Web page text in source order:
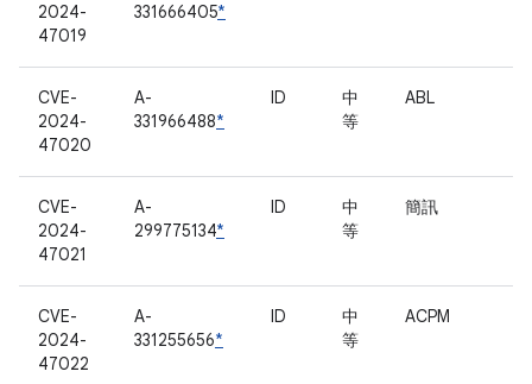
2024-
47019
331666405*
CVE-
2024-
47020
A-
331966488*
ID
中
等
ABL
CVE-
2024-
47021
A-
299775134*
ID
中
等
簡訊
CVE-
2024-
47022
A-
331255656*
ID
中
等
ACPM